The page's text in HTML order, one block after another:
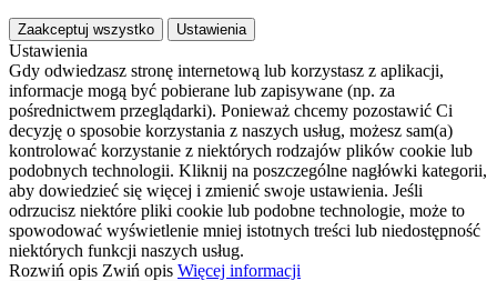
Zaakceptuj wszystko Ustawienia
Ustawienia
Gdy odwiedzasz stronę internetową lub korzystasz z aplikacji,
informacje mogą być pobierane lub zapisywane (np. za
pośrednictwem przeglądarki). Ponieważ chcemy pozostawić Ci
decyzję o sposobie korzystania z naszych usług, możesz sam(a)
kontrolować korzystanie z niektórych rodzajów plików cookie lub
podobnych technologii. Kliknij na poszczególne nagłówki kategorii,
aby dowiedzieć się więcej i zmienić swoje ustawienia. Jeśli
odrzucisz niektóre pliki cookie lub podobne technologie, może to
spowodować wyświetlenie mniej istotnych treści lub niedostępność
niektórych funkcji naszych usług.
Rozwiń opis Zwiń opis Więcej informacji